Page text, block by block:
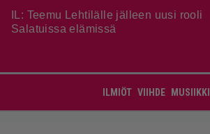
IL: Teemu Lehtilälle jälleen uusi rooli
Salatuissa elämissä
ILMIÖT VIIHDE MUSIIKKI